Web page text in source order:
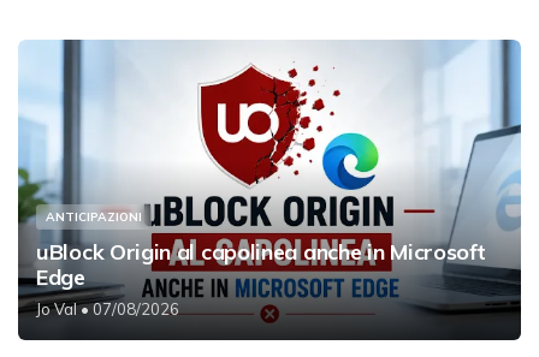
ANTICIPAZIONI
uBlock Origin al capolinea anche in Microsoft
Edge
Jo Val• 07/08/2026